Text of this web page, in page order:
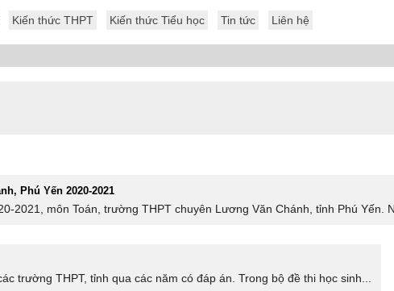
Kiến thức THPT Kiến thức Tiểu học Tin tức Liên hệ
Phú Yến 2020-2021
2021, môn Toán, trường THPT chuyên Lương Văn Chánh, tỉnh Phú Yến.
trường THPT, tỉnh qua các năm có đáp án. Trong bộ đề thi học sinh...